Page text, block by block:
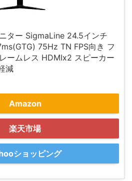
ター SigmaLine 24.5インチ
75Hz TN FPS向き フ
ームレス HDMIx2 スピーカー
減
Amazon
楽天市場
ショッピング